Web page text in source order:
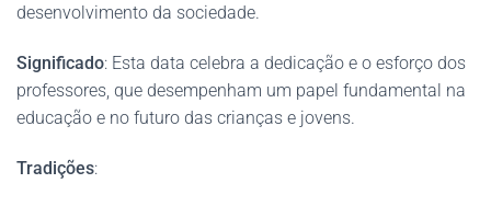
desenvolvimento da sociedade.
Significado: Esta data celebra a dedicação e o esforço dos
professores, que desempenham um papel fundamental na
educação e no futuro das crianças e jovens.
Tradições: